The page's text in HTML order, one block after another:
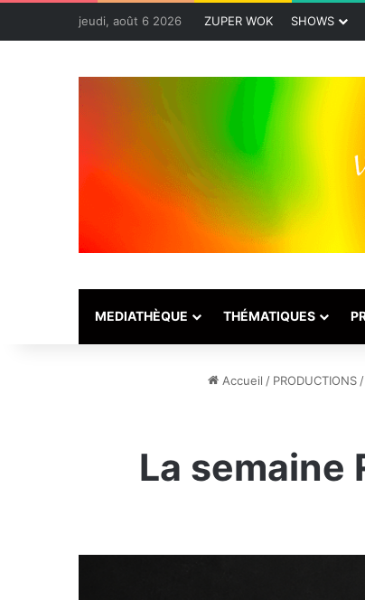
jeudi, août 6 2026 ZUPER WOK SHOWS
MEDIATHÈQUE THÉMATIQUES
Accueil / PRODUCTIONS /
La semaine